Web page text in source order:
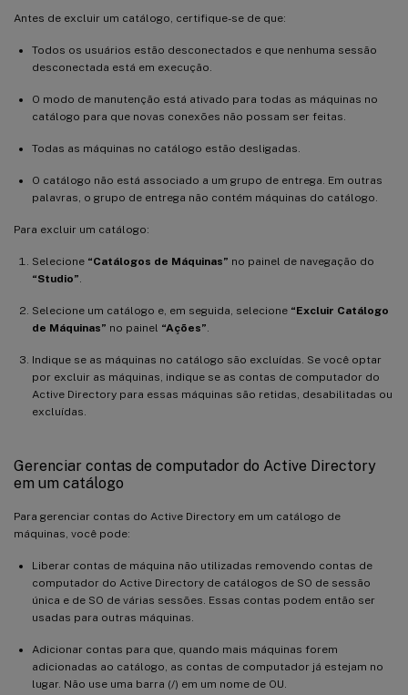
Antes de excluir um catálogo, certifique-se de que:
Todos os usuários estão desconectados e que nenhuma sessão
desconectada está em execução.
O modo de manutenção está ativado para todas as máquinas no
catálogo para que novas conexões não possam ser feitas.
Todas as máquinas no catálogo estão desligadas.
O catálogo não está associado a um grupo de entrega. Em outras
palavras, o grupo de entrega não contém máquinas do catálogo.
Para excluir um catálogo:
Selecione “Catálogos de Máquinas” no painel de navegação do
“Studio”
Selecione um catálogo e, em seguida, selecione “Excluir Catálogo
de Máquinas” no painel “Ações”
Indique se as máquinas no catálogo são excluídas. Se você optar
por excluir as máquinas, indique se as contas de computador do
Active Directory para essas máquinas são retidas, desabilitadas ou
excluídas.
Gerenciar contas de computador do Active Directory
em um catálogo
Para gerenciar contas do Active Directory em um catálogo de
máquinas, você pode:
Liberar contas de máquina não utilizadas removendo contas de
computador do Active Directory de catálogos de SO de sessão
única e de SO de várias sessões. Essas contas podem então ser
usadas para outras máquinas.
Adicionar contas para que, quando mais máquinas forem
adicionadas ao catálogo, as contas de computador já estejam no
lugar. Não use uma barra (/) em um nome de OU.